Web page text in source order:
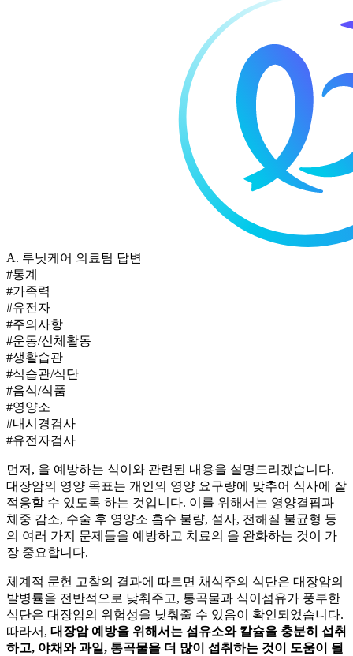
A. 루닛케어 의료팀 답변
#통계
#가족력
#유전자
#주의사항
#운동/신체활동
#생활습관
#식습관/식단
#음식/식품
#영양소
#내시경검사
#유전자검사
먼저, 을 예방하는 식이와 관련된 내용을 설명드리겠습니다.
대장암의 영양 목표는 개인의 영양 요구량에 맞추어 식사에 잘
적응할 수 있도록 하는 것입니다. 이를 위해서는 영양결핍과
체중 감소, 수술 후 영양소 흡수 불량, 설사, 전해질 불균형 등
의 여러 가지 문제들을 예방하고 치료의 을 완화하는 것이 가
장 중요합니다.
체계적 문헌 고찰의 결과에 따르면 채식주의 식단은 대장암의
발병률을 전반적으로 낮춰주고, 통곡물과 식이섬유가 풍부한
식단은 대장암의 위험성을 낮춰줄 수 있음이 확인되었습니다.
따라서, 대장암 예방을 위해서는 섬유소와 칼슘을 충분히 섭취
하고, 야채와 과일, 통곡물을 더 많이 섭취하는 것이 도움이 될